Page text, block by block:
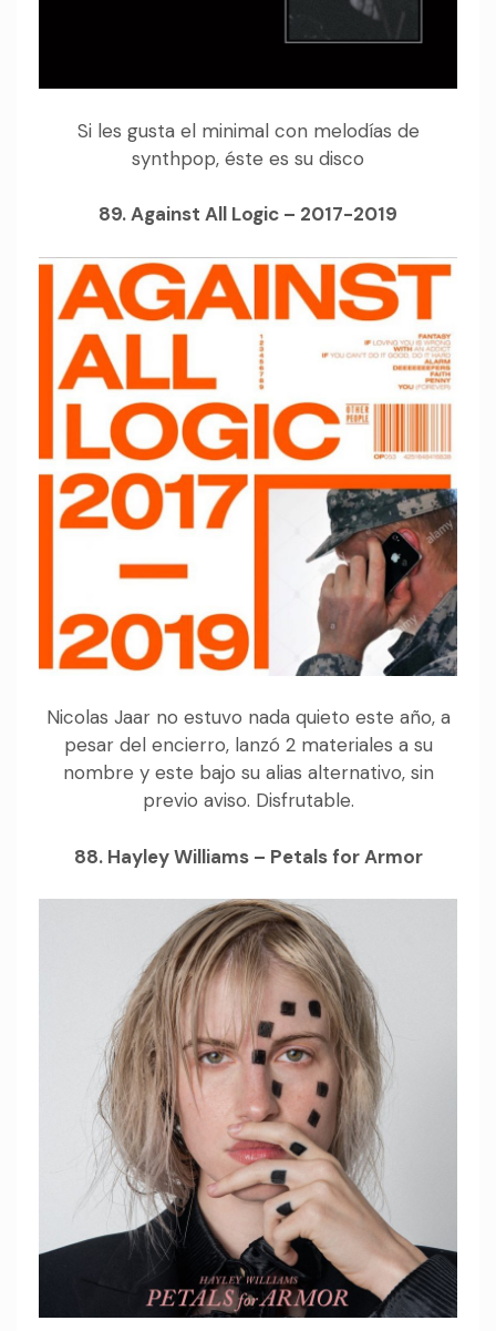
Si les gusta el minimal con melodías de
synthpop, éste es su disco
89. Against All Logic – 2017-2019
Nicolas Jaar no estuvo nada quieto este año, a
pesar del encierro, lanzó 2 materiales a su
nombre y este bajo su alias alternativo, sin
previo aviso. Disfrutable.
88. Hayley Williams – Petals for Armor